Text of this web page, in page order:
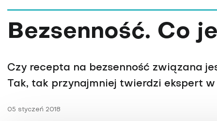
Bezsenność
Borelioza
Celiakia
Choroba Alzheimera
Bezsenność. Co
Czy recepta na bezsenność związana
Tak, tak przynajmniej twierdzi ekspert
05 styczeń 2018